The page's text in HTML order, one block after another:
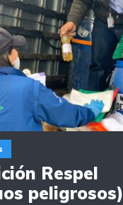
Respel
peligrosos)